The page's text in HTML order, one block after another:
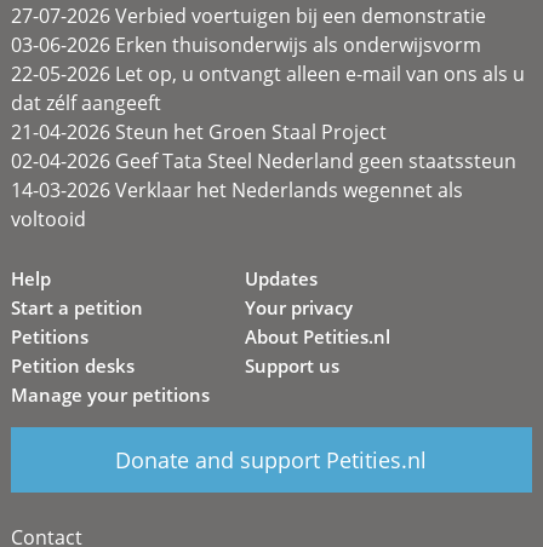
27-07-2026 Verbied voertuigen bij een demonstratie
03-06-2026 Erken thuisonderwijs als onderwijsvorm
22-05-2026 Let op, u ontvangt alleen e-mail van ons als u
dat zélf aangeeft
21-04-2026 Steun het Groen Staal Project
02-04-2026 Geef Tata Steel Nederland geen staatssteun
14-03-2026 Verklaar het Nederlands wegennet als
voltooid
Help
Start a petition
Petitions
Petition desks
Manage your petitions
Updates
Your privacy
About Petities.nl
Support us
Donate and support Petities.nl
Contact